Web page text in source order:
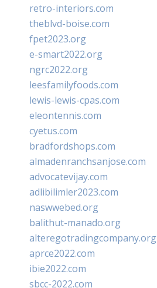
retro-interiors.com
theblvd-boise.com
fpet2023.org
e-smart2022.org
ngrc2022.org
leesfamilyfoods.com
lewis-lewis-cpas.com
eleontennis.com
cyetus.com
bradfordshops.com
almadenranchsanjose.com
advocatevijay.com
adlibilimler2023.com
naswwebed.org
balithut-manado.org
alteregotradingcompany.org
aprce2022.com
ibie2022.com
sbcc-2022.com